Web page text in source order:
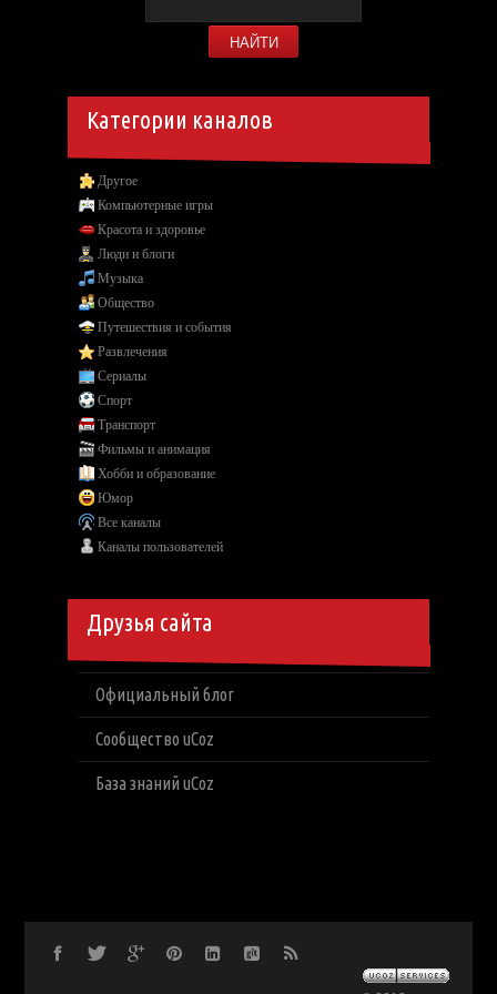
Категории каналов
Другое
Компьютерные игры
Красота и здоровье
Люди и блоги
Музыка
Общество
Путешествия и события
Развлечения
Сериалы
Спорт
Транспорт
Фильмы и анимация
Хобби и образование
Юмор
Все каналы
Каналы пользователей
Друзья сайта
Официальный блог
Сообщество uCoz
База знаний uCoz